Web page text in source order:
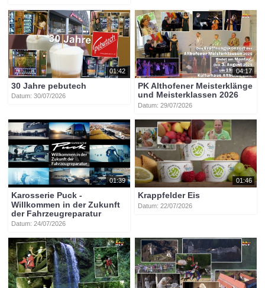
01:42
30 Jahre pebutech
Datum: 30/07/2026
04:17
PK Althofener Meisterklänge
und Meisterklassen 2026
Datum: 29/07/2026
01:39
Karosserie Puck -
Willkommen in der Zukunft
der Fahrzeugreparatur
Datum: 24/07/2026
01:46
Krappfelder Eis
Datum: 22/07/2026